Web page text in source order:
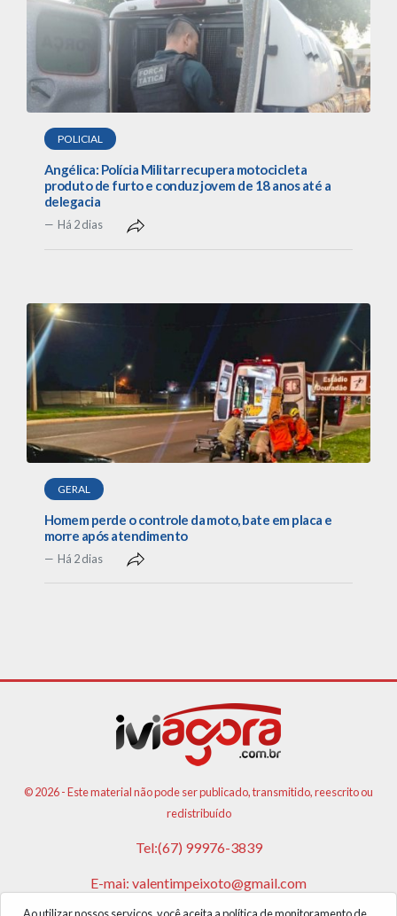
POLICIAL
Angélica: Polícia Militar recupera motocicleta
produto de furto e conduz jovem de 18 anos até a
delegacia
Há 2 dias
GERAL
Homem perde o controle da moto, bate em placa e
morre após atendimento
Há 2 dias
© 2026 - Este material não pode ser publicado, transmitido, reescrito ou
redistribuído
Tel:(67) 99976-3839
E-mai: valentimpeixoto@gmail.com